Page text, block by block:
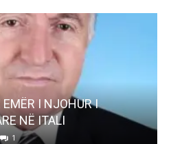
Musa-Rome- Shtator 2025
2025 0